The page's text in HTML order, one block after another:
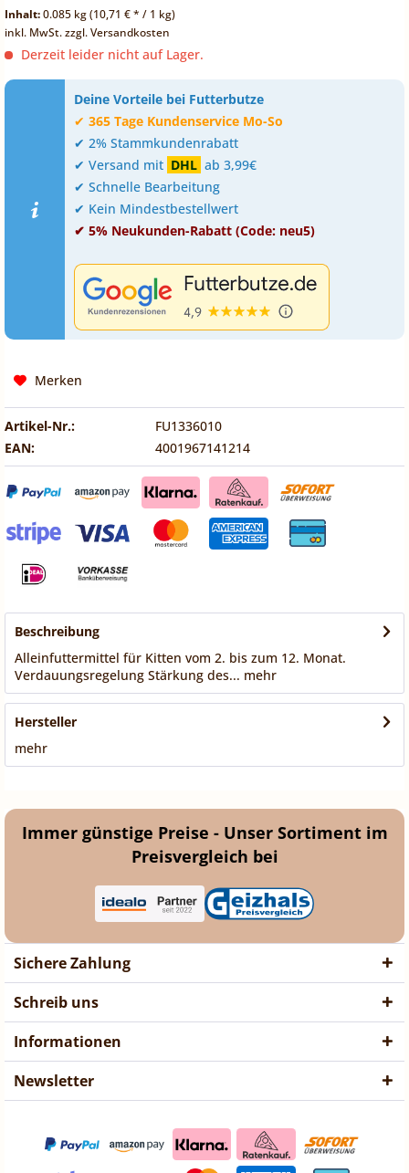
Inhalt:0.085 kg (10,71 € * / 1 kg)
inkl. MwSt.zzgl. Versandkosten
Derzeit leider nicht auf Lager.
Deine Vorteile bei Futterbutze
✔ 365 Tage Kundenservice Mo-So
✔ 2% Stammkundenrabatt
✔ Versand mit DHL ab 3,99€
✔ Schnelle Bearbeitung
✔ Kein Mindestbestellwert
✔ 5% Neukunden-Rabatt (Code: neu5)
Merken
Artikel-Nr.:
FU1336010
EAN:
4001967141214
Beschreibung
Alleinfuttermittel für Kitten vom 2. bis zum 12. Monat.
Verdauungsregelung Stärkung des... mehr
Hersteller
mehr
Immer günstige Preise - Unser Sortiment im
Preisvergleich bei
Sichere Zahlung
Schreib uns
Informationen
Newsletter